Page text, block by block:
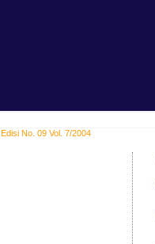
Edisi No. 09 Vol. 7/2004